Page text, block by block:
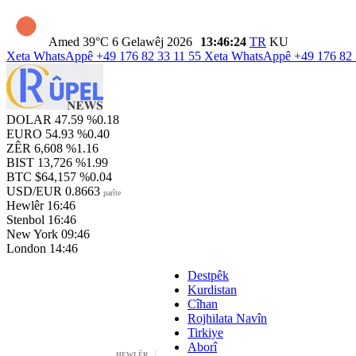
Amed 39°C 6 Gelawêj 2026 13:46:25 TR KU
Xeta WhatsAppê +49 176 82 33 11 55 Xeta WhatsAppê +49 176 82
DOLAR 47.59 %0.18
EURO 54.93 %0.40
ZÊR 6,608 %1.16
BIST 13,726 %1.99
BTC $64,157 %0.04
USD/EUR 0.8663 parîte
Hewlêr 16:46
Stenbol 16:46
New York 09:46
London 14:46
Destpêk
Kurdistan
Cîhan
Rojhilata Navîn
Tirkiye
Aborî